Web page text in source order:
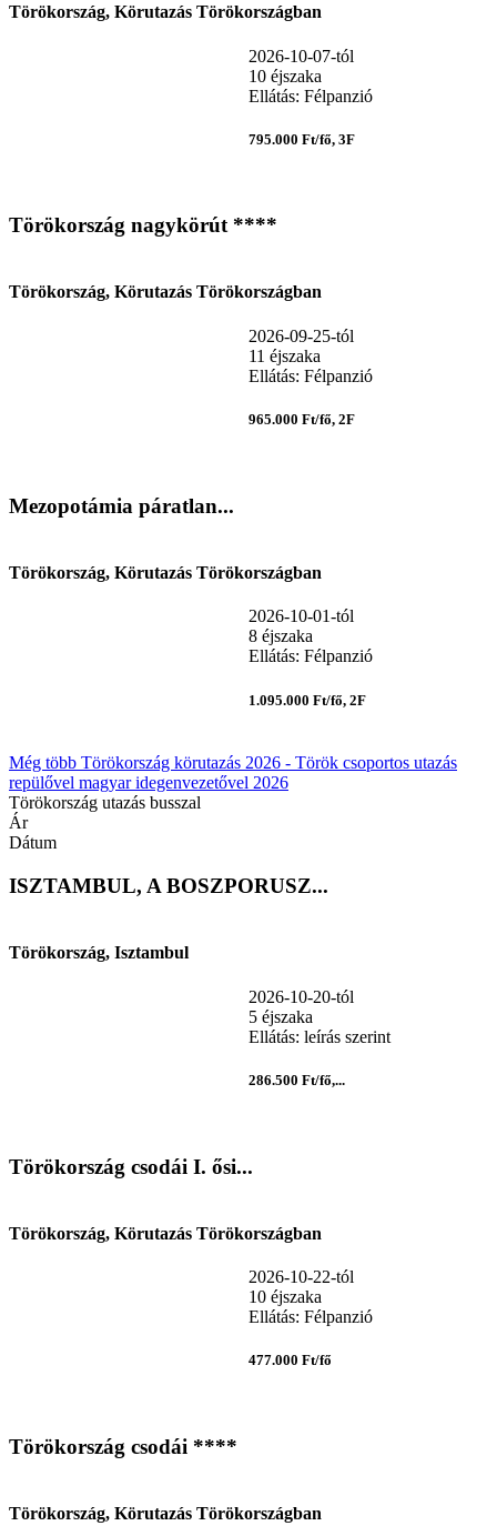
Törökország, Körutazás Törökországban
2026-10-07-tól
10 éjszaka
Ellátás: Félpanzió
795.000 Ft/fő, 3F
Törökország nagykörút ****
Törökország, Körutazás Törökországban
2026-09-25-tól
11 éjszaka
Ellátás: Félpanzió
965.000 Ft/fő, 2F
Mezopotámia páratlan...
Törökország, Körutazás Törökországban
2026-10-01-tól
8 éjszaka
Ellátás: Félpanzió
1.095.000 Ft/fő, 2F
Még több Törökország körutazás 2026 - Török csoportos utazás
repülővel magyar idegenvezetővel 2026
Törökország utazás busszal
Ár
Dátum
ISZTAMBUL, A BOSZPORUSZ...
Törökország, Isztambul
2026-10-20-tól
5 éjszaka
Ellátás: leírás szerint
286.500 Ft/fő,...
Törökország csodái I. ősi...
Törökország, Körutazás Törökországban
2026-10-22-tól
10 éjszaka
Ellátás: Félpanzió
477.000 Ft/fő
Törökország csodái ****
Törökország, Körutazás Törökországban